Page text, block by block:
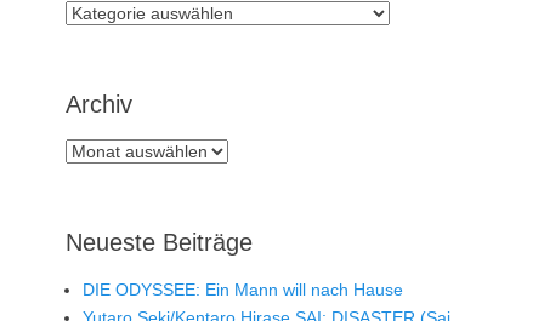
Rubriken
Archiv
Archiv
Neueste Beiträge
DIE ODYSSEE: Ein Mann will nach Hause